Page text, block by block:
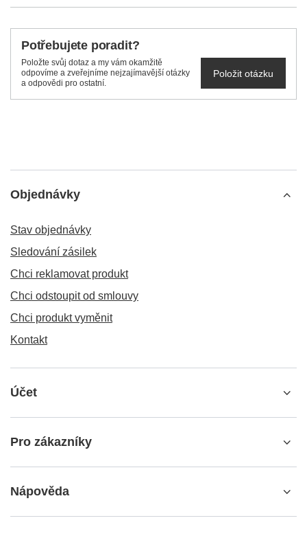
Potřebujete poradit?
Položte svůj dotaz a my vám okamžitě
odpovíme a zveřejníme nejzajímavější otázky
a odpovědi pro ostatní.
Položit otázku
Objednávky
Stav objednávky
Sledování zásilek
Chci reklamovat produkt
Chci odstoupit od smlouvy
Chci produkt vyměnit
Kontakt
Účet
Pro zákazníky
Nápověda